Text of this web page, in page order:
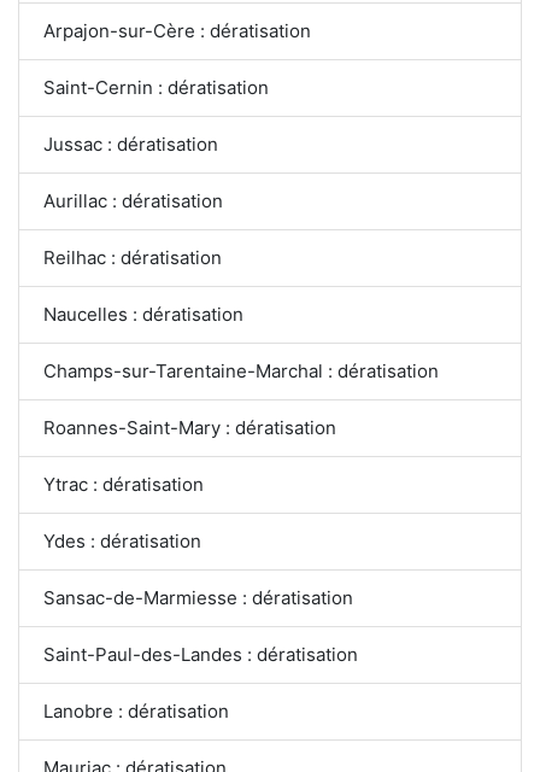
Arpajon-sur-Cère : dératisation
Saint-Cernin : dératisation
Jussac : dératisation
Aurillac : dératisation
Reilhac : dératisation
Naucelles : dératisation
Champs-sur-Tarentaine-Marchal : dératisation
Roannes-Saint-Mary : dératisation
Ytrac : dératisation
Ydes : dératisation
Sansac-de-Marmiesse : dératisation
Saint-Paul-des-Landes : dératisation
Lanobre : dératisation
Mauriac : dératisation